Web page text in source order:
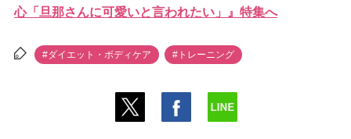
心「旦那さんに可愛いと言われたい」』特集へ
#ダイエット・ボディケア #トレーニング